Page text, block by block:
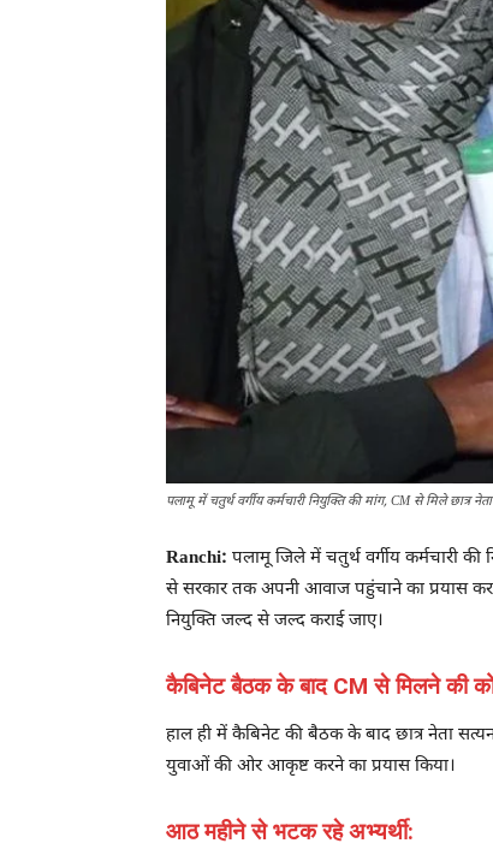
पलामू में चतुर्थ वर्गीय कर्मचारी नियुक्ति की मांग, CM से मिले छात्र नेता
Ranchi: पलामू जिले में चतुर्थ वर्गीय कर्मचारी
से सरकार तक अपनी आवाज पहुंचाने का प्रयास कर
नियुक्ति जल्द से जल्द कराई जाए।
कैबिनेट बैठक के बाद CM से मिलने की
हाल ही में कैबिनेट की बैठक के बाद छात्र नेता
युवाओं की ओर आकृष्ट करने का प्रयास किया।
आठ महीने से भटक रहे अभ्यर्थी: